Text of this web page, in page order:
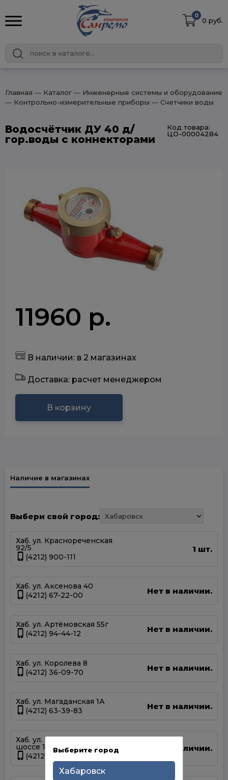
0
0 руб.
Главная ― Каталог ― Инженерные системы и оборудование
― Контрольно-измерительные приборы ― Счетчики воды
Водосчётчик ДУ 40 д/
гор.воды с коннекторами
Код товара:
ЦО-00004284
11960 р.
В наличии: в 2 магазинах
Доставка: расчет менеджером
В корзину
Наличие в магазинах
Выбери свой город:
Хаб. ул. Краснореченская
92/5
(4212) 900-111
1 шт.
Хаб. ул. Аксенова 40
(4212) 67-22-00
Нет в наличии.
Хаб. ул. Артёмовская 55г
(4212) 94-44-12
Нет в наличии.
Хаб. ул. Королева 8
(4212) 36-09-70
Нет в наличии.
Хаб. ул. Магаданская 1А
(4212) 63-39-83
Нет в наличии.
Хаб. ул. Матвеевское
шоссе 13А
(4212) 69-93-93
Нет в наличии.
Выберите город
Хабаровск